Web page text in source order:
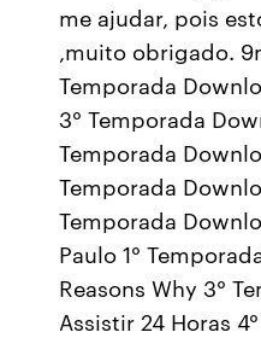
me ajudar, pois
,muito obrigado.
Temporada
3° Temporada
Temporada
Temporada
Temporada
Paulo 1°
Reasons Why 3°
Assistir 24 Horas